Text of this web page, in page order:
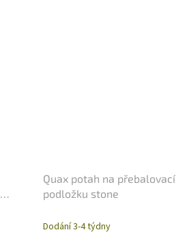
Quax potah na přebalovací
podložku stone
Dodání 3-4 týdny